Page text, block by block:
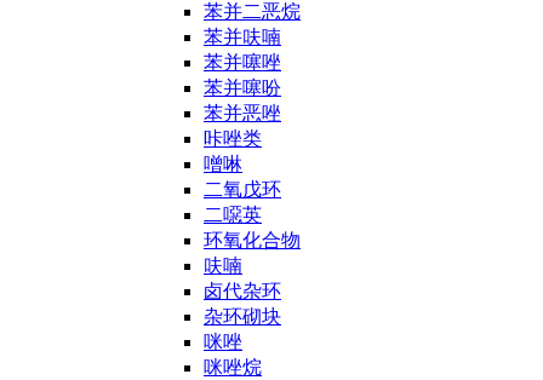
苯并二恶烷
苯并呋喃
苯并噻唑
苯并噻吩
苯并恶唑
咔唑类
噌啉
二氧戊环
二噁英
环氧化合物
呋喃
卤代杂环
杂环砌块
咪唑
咪唑烷